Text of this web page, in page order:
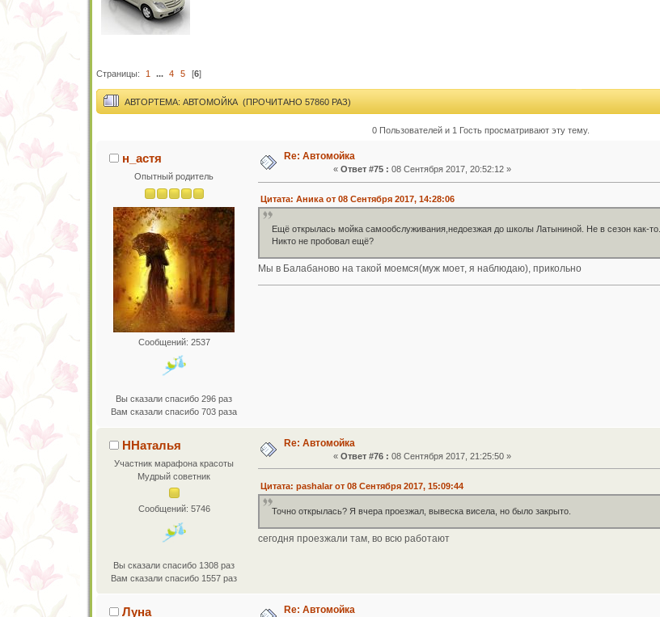
Страницы: 1 ... 4 5 [6]
АВТОРТЕМА: АВТОМОЙКА (ПРОЧИТАНО 57860 РАЗ)
0 Пользователей и 1 Гость просматривают эту тему.
н_астя
Опытный родитель
Сообщений: 2537
Вы сказали спасибо 296 раз
Вам сказали спасибо 703 раза
Re: Автомойка
«Ответ #75 : 08 Сентября 2017, 20:52:12 »
Цитата: Аника от 08 Сентября 2017, 14:28:06
Ещё открылась мойка самообслуживания,недоезжая до школы Латыниной. Не в сезон как-то.
Никто не пробовал ещё?
Мы в Балабаново на такой моемся(муж моет, я наблюдаю), прикольно
ННаталья
Участник марафона красоты
Мудрый советник
Сообщений: 5746
Вы сказали спасибо 1308 раз
Вам сказали спасибо 1557 раз
Re: Автомойка
«Ответ #76 : 08 Сентября 2017, 21:25:50 »
Цитата: pashalar от 08 Сентября 2017, 15:09:44
Точно открылась? Я вчера проезжал, вывеска висела, но было закрыто.
сегодня проезжали там, во всю работают
Луна Re: Автомойка